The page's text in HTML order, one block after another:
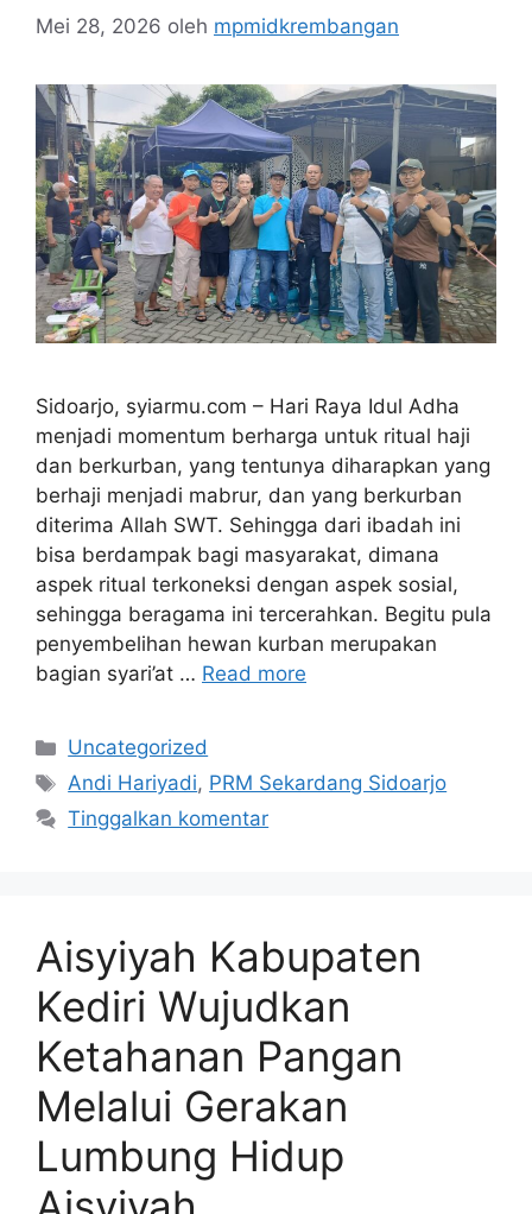
Mei 28, 2026 oleh mpmidkrembangan
Sidoarjo, syiarmu.com – Hari Raya Idul Adha
menjadi momentum berharga untuk ritual haji
dan berkurban, yang tentunya diharapkan yang
berhaji menjadi mabrur, dan yang berkurban
diterima Allah SWT. Sehingga dari ibadah ini
bisa berdampak bagi masyarakat, dimana
aspek ritual terkoneksi dengan aspek sosial,
sehingga beragama ini tercerahkan. Begitu pula
penyembelihan hewan kurban merupakan
bagian syari’at … Read more
Kategori
Uncategorized
Tag
Andi Hariyadi, PRM Sekardang Sidoarjo
Tinggalkan komentar
Aisyiyah Kabupaten
Kediri Wujudkan
Ketahanan Pangan
Melalui Gerakan
Lumbung Hidup